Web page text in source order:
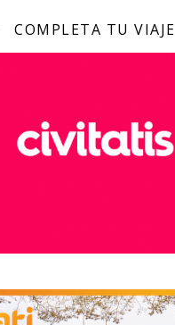
COMPLETA TU VIAJE